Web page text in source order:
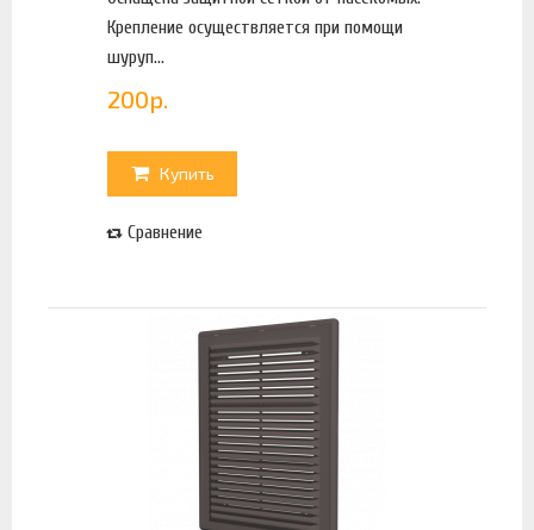
Крепление осуществляется при помощи
шуруп...
200р.
Купить
Сравнение